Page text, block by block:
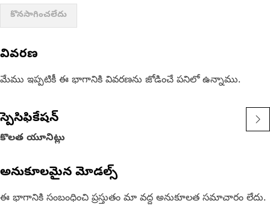
కొనసాగించలేదు
వివరణ
మేము ఇప్పటికీ ఈ భాగానికి వివరణను జోడించే పనిలో ఉన్నాము.
స్పెసిఫికేషన్
కొలత యూనిట్లు
అనుకూలమైన మోడల్స్
ఈ భాగానికి సంబంధించి ప్రస్తుతం మా వద్ద అనుకూలత సమాచారం లేదు.